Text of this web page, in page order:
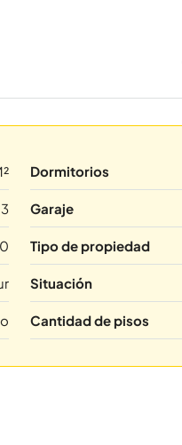
Dormitorios
3 Garaje
Tipo de propiedad
Situación
Cantidad de pisos